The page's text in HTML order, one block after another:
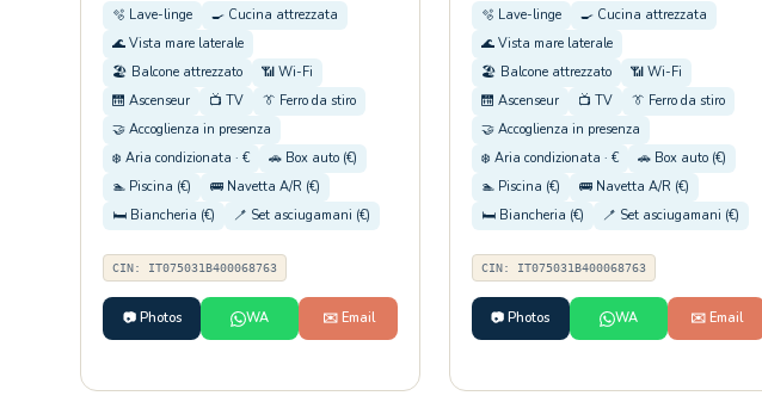
🫧 Lave-linge
🍳 Cucina attrezzata
🌊 Vista mare laterale
🏖️ Balcone attrezzato
📶 Wi-Fi
🛗 Ascenseur
📺 TV
👔 Ferro da stiro
🤝 Accoglienza in presenza
❄️ Aria condizionata · €
🚗 Box auto (€)
🏊 Piscina (€)
🚌 Navetta A/R (€)
🛏️ Biancheria (€)
🪥 Set asciugamani (€)
CIN: IT075031B400068763
📷 Photos WA ✉️ Email
🫧 Lave-linge
🍳 Cucina attrezzata
🌊 Vista mare laterale
🏖️ Balcone attrezzato
📶 Wi-Fi
🛗 Ascenseur
📺 TV
👔 Ferro da stiro
🤝 Accoglienza in presenza
❄️ Aria condizionata · €
🚗 Box auto (€)
🏊 Piscina (€)
🚌 Navetta A/R (€)
🛏️ Biancheria (€)
🪥 Set asciugamani (€)
CIN: IT075031B400068763
📷 Photos WA ✉️ Email